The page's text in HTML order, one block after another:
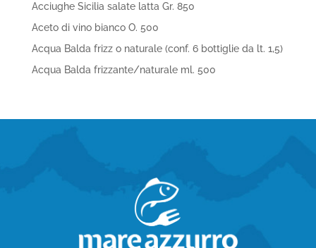
Acciughe Sicilia salate latta Gr. 850
Aceto di vino bianco O. 500
Acqua Balda frizz o naturale (conf. 6 bottiglie da lt. 1,5)
Acqua Balda frizzante/naturale ml. 500